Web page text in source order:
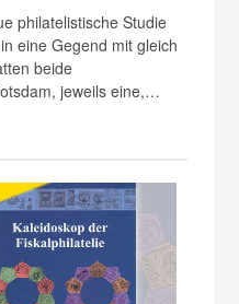
philatelistische Studie
eine Gegend mit gleich
beide
jeweils eine,…